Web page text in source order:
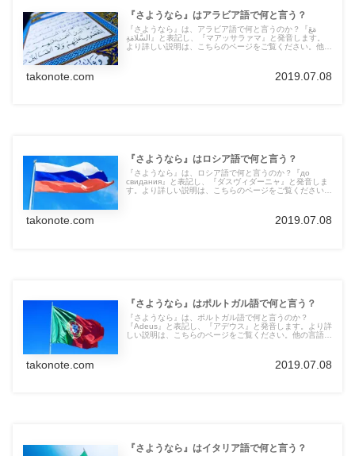
『さようなら』はアラビア語で何と言う？
『さようなら』は、アラビア語で何と言うのか？『مَعَ
السَّلامَةِ』と表記し、『マアッサラァマ』と発音します。
より詳しい説明は、こちらのページをご覧ください。他の
takonote.com 2019.07.08
『さようなら』はロシア語で何と言う？
『さようなら』は、ロシア語で何と言うのか？『до
свидания』と表記し、『ダスヴィダーニャ』と発音しま
す。より詳しい説明は、こちらのページをご覧ください。
takonote.com 2019.07.08
『さようなら』はポルトガル語で何と言う？
『さようなら』は、ポルトガル語で何と言うのか？
『Adeus』と表記し、『アデウス』と発音します。より詳
しい説明は、こちらのページをご覧ください。他の言語の
takonote.com 2019.07.08
『さようなら』はイタリア語で何と言う？